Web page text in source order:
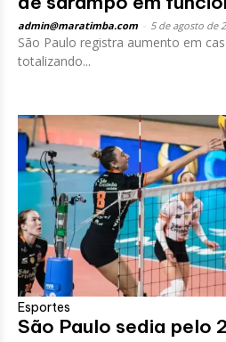
admin@maratimba.com 5 de agosto de
São Paulo registra aumento em
totalizando...
Esportes
São Paulo sedia pelo